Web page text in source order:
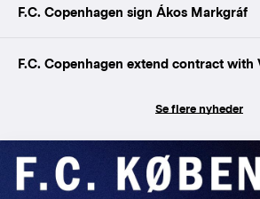
F.C. Copenhagen sign Ákos Markgráf
F.C. Copenhagen extend contract with
Se flere nyheder